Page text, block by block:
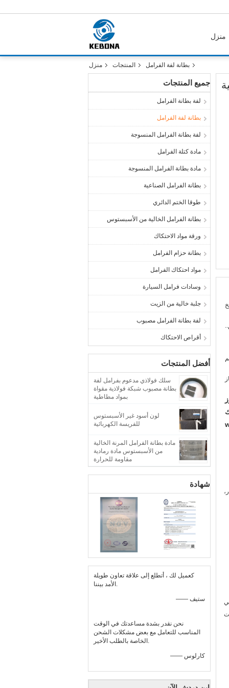
منزل
منزل المنتجات بطانة لفة الفرامل
جميع المنتجات
لفة بطانة الفرامل
بطانة لفة الفرامل
لفة بطانة الفرامل المنسوجة
مادة كتلة الفرامل
مادة بطانة الفرامل المنسوجة
بطانة الفرامل الصناعية
طوقا الختم الدائري
بطانة الفرامل الخالية من الأسبستوس
ورقة مواد الاحتكاك
بطانة حزام الفرامل
مواد احتكاك الفرامل
وسادات فرامل السيارة
جلبة خالية من الزيت
لفة بطانة الفرامل مصبوب
أقراص الاحتكاك
أفضل المنتجات
سلك فولاذي مدعوم بفرامل لفة
بطانة مصبوب شبكة فولاذية مقواة
بمواد مطاطية
لون أسود غير الأسبستوس
للفريسة الكهربائية
مادة بطانة الفرامل المرنة الخالية
من الأسبستوس مادة رمادية
مقاومة للحرارة
شهادة
كعميل لك ، أتطلع إلى علاقة تعاون طويلة
الأمد بيننا.
—— ستيف
نحن نقدر بشدة مساعدتك في الوقت
المناسب للتعامل مع بعض مشكلات الشحن
الخاصة بالطلب الأخير.
—— كارلوس